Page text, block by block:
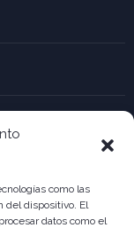
como las
del dispositivo. El
datos como el